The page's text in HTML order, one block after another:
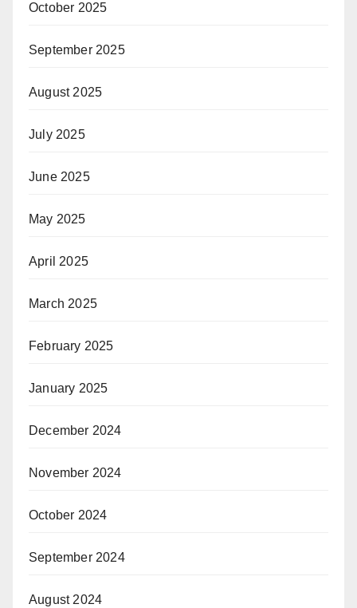
October 2025
September 2025
August 2025
July 2025
June 2025
May 2025
April 2025
March 2025
February 2025
January 2025
December 2024
November 2024
October 2024
September 2024
August 2024